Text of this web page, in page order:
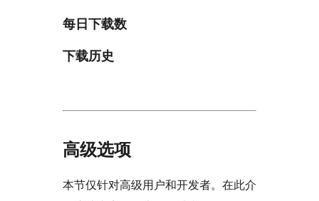
每日下载数
下载历史
高级选项
本节仅针对高级用户和开发者。在此介